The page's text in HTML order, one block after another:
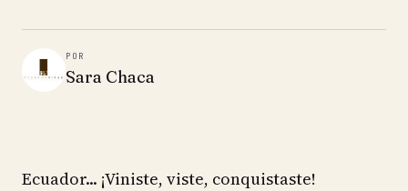
POR
Sara Chaca
Ecuador... ¡Viniste, viste, conquistaste!